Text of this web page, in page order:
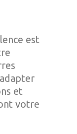
est
et
votre